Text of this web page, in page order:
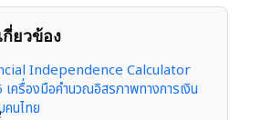
ยวข้อง
Independence Calculator
ครื่องมือคำนวณอิสรภาพทางการเงิน
คนไทย